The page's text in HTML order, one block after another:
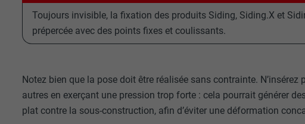
Toujours invisible, la fixation des produits Siding, Siding.X et
prépercée avec des points fixes et coulissants.
Notez bien que la pose doit être réalisée sans contrainte.
autres en exerçant une pression trop forte : cela pourrait générer
plat contre la sous-construction, afin d’éviter une déformation